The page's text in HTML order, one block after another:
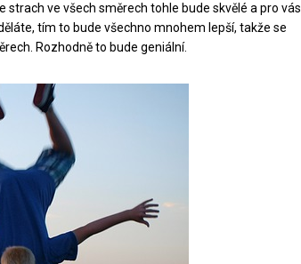
ve všech směrech tohle bude skvělé a pro vás
tím to bude všechno mnohem lepší, takže se
Rozhodně to bude geniální.